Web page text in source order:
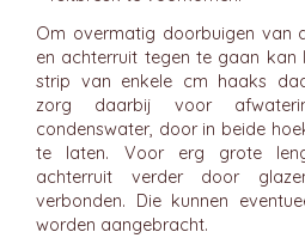
Om overmatig doorbuigen van
en achterruit tegen te gaan kan
strip van enkele cm haaks
zorg daarbij voor
condenswater, door in beide
te laten. Voor erg grote
achterruit verder door
verbonden. Die kunnen
worden aangebracht.